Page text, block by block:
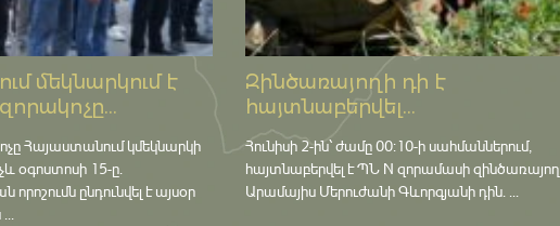
մեկնարկում է
Հայաստանում կմեկնարկի
օգոստոսի 15-ը․
ընդունվել է այսօր
Զինծառայողի դի է
հայտնաբերվել...
Հունիսի 2-ին՝ ժամը 00:10-ի սահմաններում,
հայտնաբերվել է ՊՆ N զորամասի զինծառայող
Արամայիս Մերուժանի Գևորգյանի դին. ...